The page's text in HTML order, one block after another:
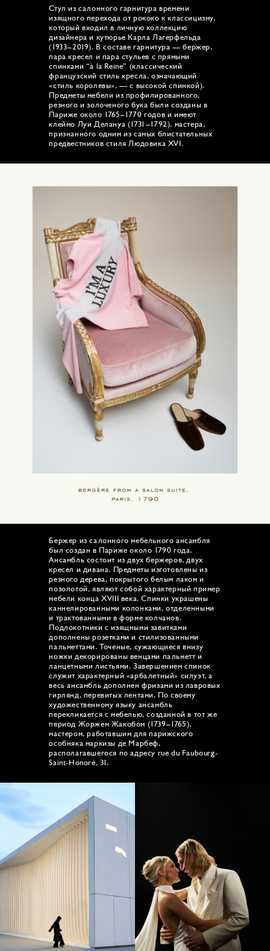
Стул из салонного гарнитура времени
изящного перехода от рококо к классицизму,
который входил в личную коллекцию
дизайнера и кутюрье Карла Лагерфельда
(1933–2019). В составе гарнитура — бержер,
пара кресел и пара стульев с прямыми
спинками “à la Reine” (классический
французский стиль кресла, означающий
«стиль королевы», — с высокой спинкой).
Предметы мебели из профилированного,
резного и золоченого бука были созданы в
Париже около 1765–1770 годов и имеют
клеймо Луи Делануа (1731–1792), мастера,
признанного одним из самых блистательных
предвестников стиля Людовика XVI.
Бержер из салонного мебельного ансамбля
был создан в Париже около 1790 года.
Ансамбль состоит из двух бержеров, двух
кресел и дивана. Предметы изготовлены из
резного дерева, покрытого белым лаком и
позолотой, являют собой характерный пример
мебели конца XVIII века. Спинки украшены
каннелированными колонками, отделенными
и трактованными в форме колчанов.
Подлокотники с изящными завитками
дополнены розетками и стилизованными
пальметтами. Точеные, сужающиеся внизу
ножки декорированы венцами пальметт и
ланцетными листьями. Завершением спинок
служит характерный «арбалетный» силуэт, а
весь ансамбль дополнен фризами из лавровых
гирлянд, перевитых лентами. По своему
художественному языку ансамбль
перекликается с мебелью, созданной в тот же
период Жоржем Жакобом (1739–1765),
мастером, работавшим для парижского
особняка маркизы де Марбеф,
располагавшегося по адресу rue du Faubourg-
Saint-Honoré, 31.